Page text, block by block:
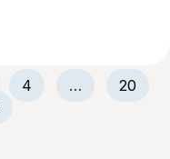
4 …
20